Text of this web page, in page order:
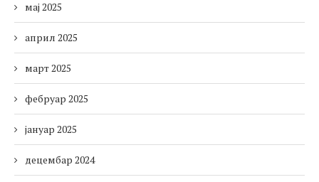
мај 2025
април 2025
март 2025
фебруар 2025
јануар 2025
децембар 2024